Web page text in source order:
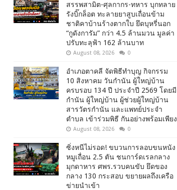
สรรพสามิต-ศุลกากร-ทหาร บุกทลาย
รังบิ๊กล็อต ทะลายยาสูบเถื่อนข้าม
ชาติคาบ้านร้างตากใบ ยึดบุหรี่นอก
“กูดังการัม” กว่า 4.5 ล้านมวน มูลค่า
ปรับทะลุฟ้า 162 ล้านบาท
August 08, 2026 0
อำเภอตาคลี จัดพิธีทำบุญ กิจกรรม
10 สิงหาคม วันกำนัน ผู้ใหญ่บ้าน
ครบรอบ 134 ปี ประจำปี 2569 โดยมี
กำนัน ผู้ใหญ่บ้าน ผู้ช่วยผู้ใหญ่บ้าน
สารวัตรกำนัน และแพทย์ประจำ
ตำบล เข้าร่วมพิธี กันอย่างพร้อมเพียง
August 08, 2026 0
ซิ่งหนีไม่รอด! ขบวนการลอบขนหนัง
หมูเถื่อน 2.5 ตัน ชนการ์ดเรลกลาง
มุกดาหาร ศพร.รวบคนขับ ยึดของ
กลาง 130 กระสอบ ขยายผลถึงเครือ
ข่ายนำเข้า